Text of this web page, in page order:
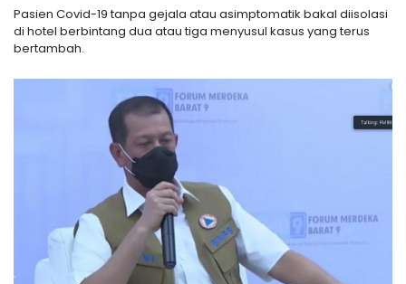
Pasien Covid-19 tanpa gejala atau asimptomatik bakal diisolasi
di hotel berbintang dua atau tiga menyusul kasus yang terus
bertambah.